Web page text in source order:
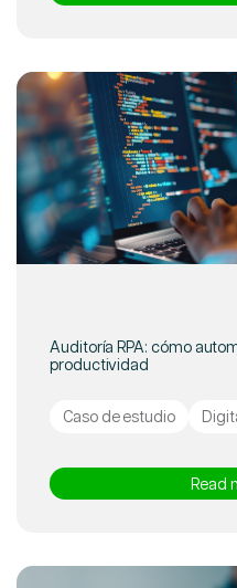
Auditoría RPA: cómo
productividad
Caso de estudio
Read